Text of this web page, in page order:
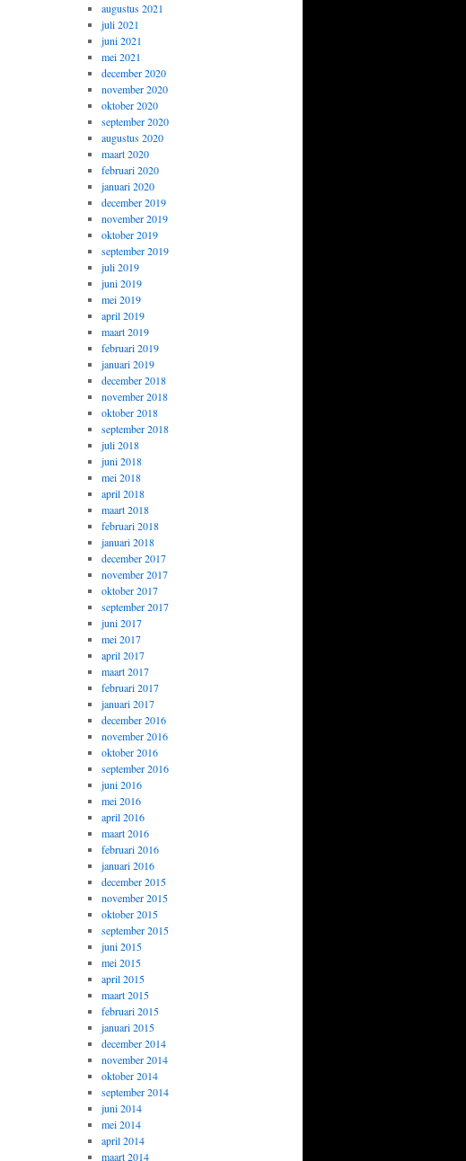
augustus 2021
juli 2021
juni 2021
mei 2021
december 2020
november 2020
oktober 2020
september 2020
augustus 2020
maart 2020
februari 2020
januari 2020
december 2019
november 2019
oktober 2019
september 2019
juli 2019
juni 2019
mei 2019
april 2019
maart 2019
februari 2019
januari 2019
december 2018
november 2018
oktober 2018
september 2018
juli 2018
juni 2018
mei 2018
april 2018
maart 2018
februari 2018
januari 2018
december 2017
november 2017
oktober 2017
september 2017
juni 2017
mei 2017
april 2017
maart 2017
februari 2017
januari 2017
december 2016
november 2016
oktober 2016
september 2016
juni 2016
mei 2016
april 2016
maart 2016
februari 2016
januari 2016
december 2015
november 2015
oktober 2015
september 2015
juni 2015
mei 2015
april 2015
maart 2015
februari 2015
januari 2015
december 2014
november 2014
oktober 2014
september 2014
juni 2014
mei 2014
april 2014
maart 2014